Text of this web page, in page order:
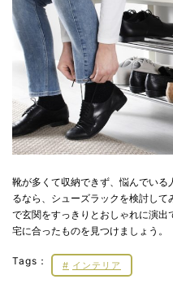
靴が多くて収納できず、悩んでい
るなら、シューズラックを検討して
で玄関をすっきりとおしゃれに演出
宅に合ったものを見つけましょう。
Tags： インテリア